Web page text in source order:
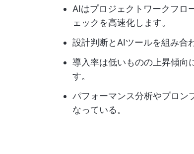
AIはプロジェクトワークフロ
ェックを高速化します。
設計判断とAIツールを組み合
導入率は低いものの上昇傾向
す。
パフォーマンス分析やプロン
なっている。